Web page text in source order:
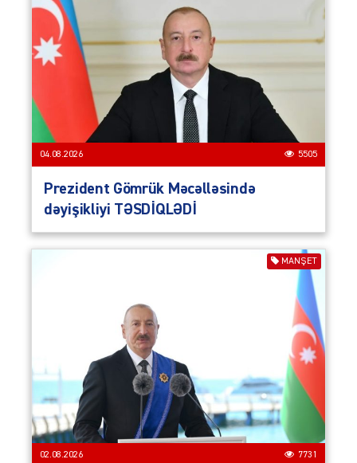
04.08.2026 5505
Prezident Gömrük Məcəlləsində
dəyişikliyi TƏSDİQLƏDİ
MANŞET
02.08.2026 7731